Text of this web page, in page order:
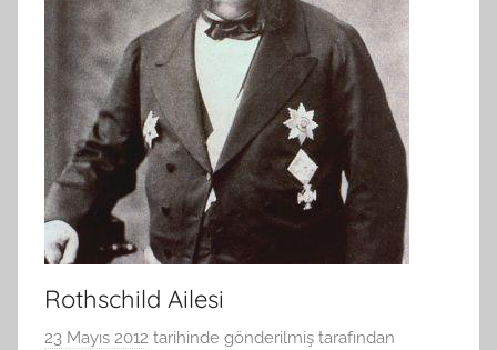
Rothschild Ailesi
23 Mayıs 2012 tarihinde gönderilmiş tarafından